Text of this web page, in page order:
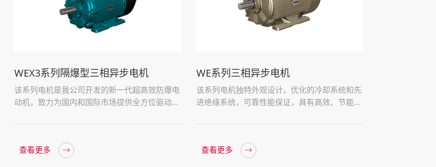
WEX3系列隔爆型三相异步电机
该系列电机是我公司开发的新一代超高效防爆电
动机，致力为国内和国际市场提供全方位驱动
查看更多
WE系列三相异步电机
该系列电机独特外观设计，优化的冷却系统和先
进绝缘系统，可靠性能保证，具有高效、节能，
查看更多